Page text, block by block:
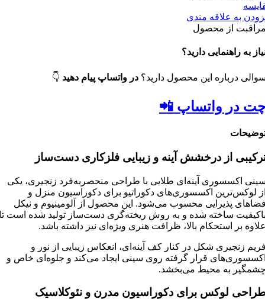
به علاقه مندی
از محصول
به راهنمایی دارید؟
درباره این محصول دارید؟ در واتساپ پیام دهید 👇
در واتساپ 📲
از درخشش آینه و زیبایی فلزکاری دست‌ساز
اکسسوری آینه‌ای طلایی با طراحی منحصربه‌فرد زنجیری، یکی
لوکس‌ترین اکسسوری‌های دکوراتیو برای دکوراسیون منزل و
پذیرایی محسوب می‌شود. این محصول از آلومینیوم و نیکل
ساخته شده و به روش ریخته‌گری دست‌ساز تولید شده است
بر استحکام بالا، ظرافت هنری ویژه‌ای نیز داشته باشد.
زنجیری شکل در کنار کف آینه‌ای، انعکاس زیبایی از نور و
قرار گرفته روی سینی ایجاد می‌کند و جلوه‌ای خاص و
به محیط می‌بخشد.
لوکس برای دکوراسیون مدرن و نئوکلاسیک